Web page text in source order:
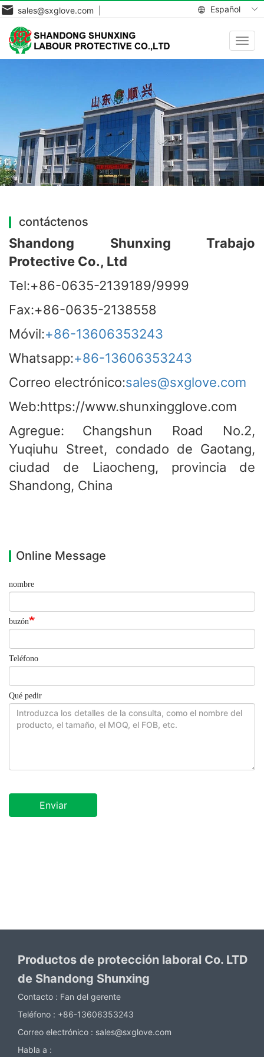
Español
sales@sxglove.com |
contáctenos
Shandong Shunxing Trabajo
Protective Co., Ltd
Tel:+86-0635-2139189/9999
Fax:+86-0635-2138558
Móvil:+86-13606353243
Whatsapp:+86-13606353243
Correo electrónico:sales@sxglove.com
Web:https://www.shunxingglove.com
Agregue:
Changshun Road No.2,
Yuqiuhu Street, condado de Gaotang,
ciudad de Liaocheng, provincia de
Shandong, China
Online Message
nombre
buzón
Teléfono
Qué pedir
Enviar
Productos de protección laboral Co. LTD
de Shandong Shunxing
Contacto : Fan del gerente
Teléfono : +86-13606353243
Correo electrónico : sales@sxglove.com
Habla a :